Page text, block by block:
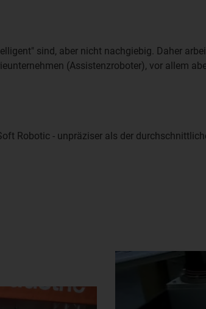
sind, aber nicht nachgiebig. Daher
(Assistenzroboter), vor allem
Robotic - unpräziser als der